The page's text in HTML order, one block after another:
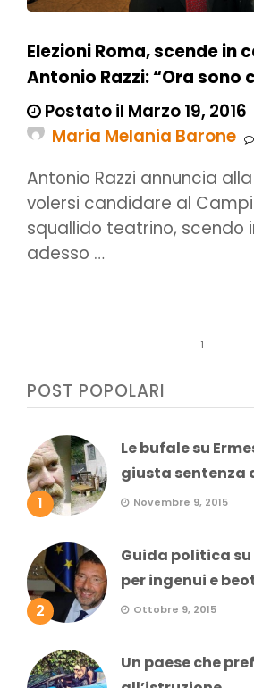
Elezioni Roma, scende in
Antonio Razzi: “Ora sono
Postato il Marzo 19, 2016
Maria Melania Barone
Antonio Razzi annuncia
volersi candidare al
squallido teatrino, scendo
adesso …
1
POST POPOLARI
1
Le bufale su
giusta sentenza
Novembre 9, 2015
2
Guida politica
per ingenui e
Ottobre 9, 2015
Un paese che